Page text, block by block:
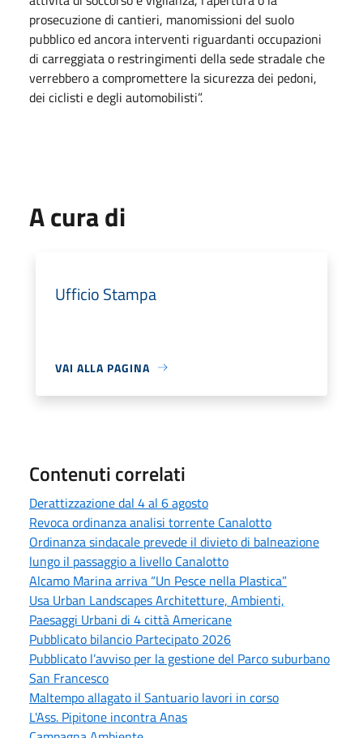
prosecuzione di cantieri, manomissioni del suolo
pubblico ed ancora interventi riguardanti occupazioni
di carreggiata o restringimenti della sede stradale che
verrebbero a compromettere la sicurezza dei pedoni,
dei ciclisti e degli automobilisti”.
A cura di
Ufficio Stampa
VAI ALLA PAGINA
Contenuti correlati
Derattizzazione dal 4 al 6 agosto
Revoca ordinanza analisi torrente Canalotto
Ordinanza sindacale prevede il divieto di balneazione
lungo il passaggio a livello Canalotto
Alcamo Marina arriva “Un Pesce nella Plastica”
Usa Urban Landscapes Architetture, Ambienti,
Paesaggi Urbani di 4 città Americane
Pubblicato bilancio Partecipato 2026
Pubblicato l’avviso per la gestione del Parco suburbano
San Francesco
Maltempo allagato il Santuario lavori in corso
L'Ass. Pipitone incontra Anas